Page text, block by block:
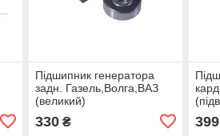
Пiдшипник генератора
задн. Газель,Волга,ВАЗ
(великий)
(вир-во АП) 180302
330₴ 399